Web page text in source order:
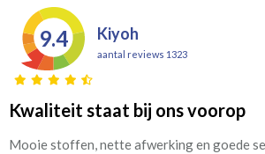
9.4 Kiyoh
aantal reviews 1323
Kwaliteit staat bij ons voorop
Mooie stoffen, nette afwerking en goede